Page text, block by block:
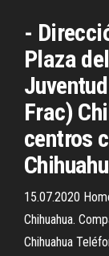
-
Plaza
Frac)
centros
15.07.2020
Chihuahua.
Chihuahua